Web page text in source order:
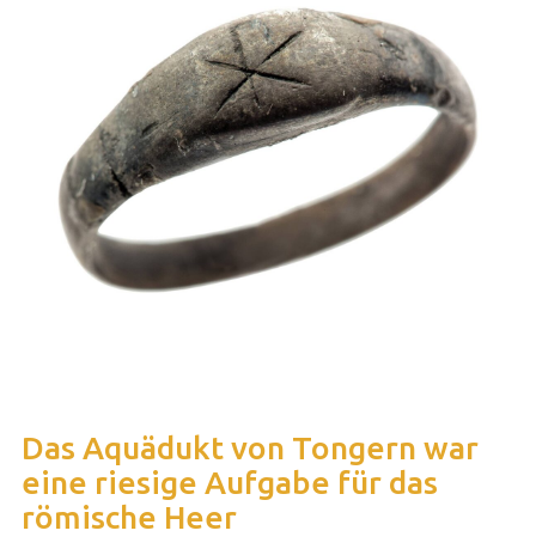
Das Aquädukt von Tongern war
eine riesige Aufgabe für das
römische Heer